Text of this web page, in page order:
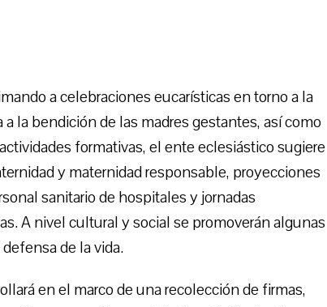
a celebraciones eucarísticas en torno a la
la bendición de las madres gestantes, así como
formativas, el ente eclesiástico sugiere
y maternidad responsable, proyecciones
sanitario de hospitales y jornadas
A nivel cultural y social se promoverán algunas
de la vida.
en el marco de una recolección de firmas,